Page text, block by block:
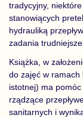
tradycyjny,
stanowiących
hydrauliką
zadania trudniejsze.
Książka, w
do zajęć w
istotnej) ma
rządzące
sanitarnych i